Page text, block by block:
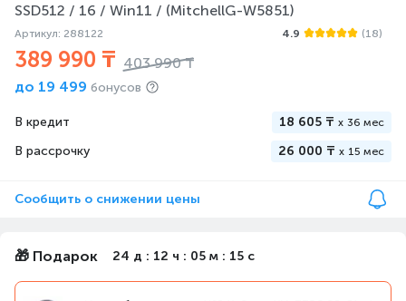
SSD512 / 16 / Win11 / (MitchellG-W5851)
Артикул: 288122 4.9 (18)
389 990 ₸ 403 990 ₸
до 19 499 бонусов
В кредит 18 605 ₸ x 36 мес
В рассрочку 26 000 ₸ x 15 мес
Сообщить о снижении цены
🎁 Подарок 24 д : 12 ч : 05 м : 15 с